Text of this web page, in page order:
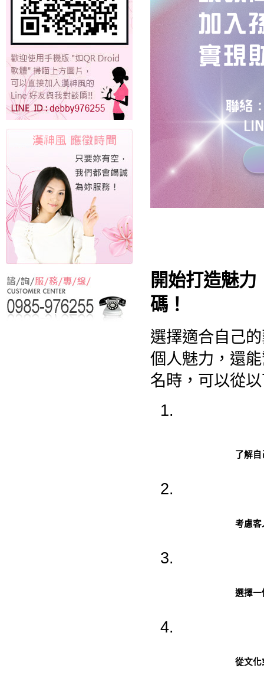
開始打造魅
碼！
選擇適合自己
個人魅力，還
名時，可以從
了解
考慮客
選擇一
從文化